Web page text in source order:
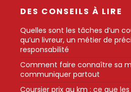
DES CONSEILS À LIRE
Quelles sont les tâches d’un
qu’un livreur, un métier de
responsabilité
Comment faire connaître sa
communiquer partout
Coursier prix au km : ce que